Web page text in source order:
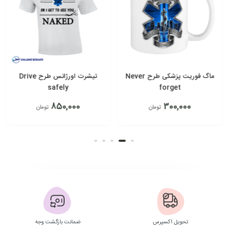
ماگ فوریت پزشکی طرح Never
forget
300,000 تومان
تیشرت اورژانس طرح Drive
safely
850,000 تومان
تحویل اکسپرس ضمانت بازگشت وجه